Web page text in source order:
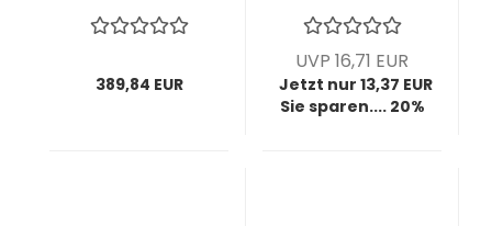
"volle Schneide"
Stück
389,84 EUR
4,4mm Breite; bis
16 Zähne (diverse
Zahnformen)
UVP 16,71 EUR
Jetzt nur 13,37 EUR
Sie sparen.... 20%